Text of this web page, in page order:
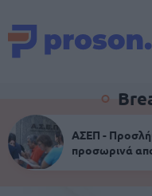
ΑΣΕΠ -
προσωρινά